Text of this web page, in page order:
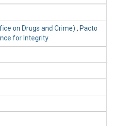
on Drugs and Crime), Pacto
for Integrity